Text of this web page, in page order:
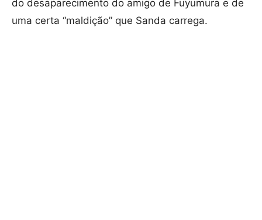
do desaparecimento do amigo de Fuyumura e de
uma certa “maldição” que Sanda carrega.